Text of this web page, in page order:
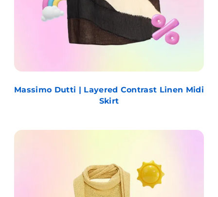
Massimo Dutti | Layered Contrast Linen Midi
Skirt